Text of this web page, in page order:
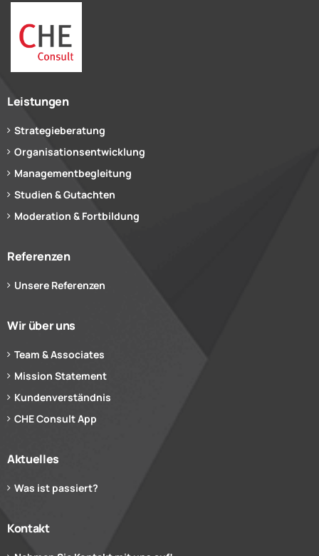
Leistungen
Strategieberatung
Organisationsentwicklung
Managementbegleitung
Studien & Gutachten
Moderation & Fortbildung
Referenzen
Unsere Referenzen
Wir über uns
Team & Associates
Mission Statement
Kundenverständnis
CHE Consult App
Aktuelles
Was ist passiert?
Kontakt